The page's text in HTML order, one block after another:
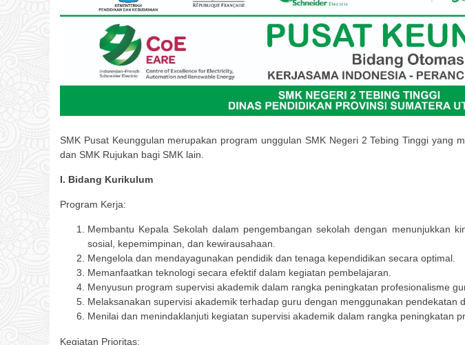
SMK Pusat Keunggulan merupakan program unggulan SMK Negeri 2 Tebing Tinggi yang
dan SMK Rujukan bagi SMK lain.
I. Bidang Kurikulum
Program Kerja:
Membantu Kepala Sekolah dalam pengembangan sekolah dengan menunjukkan
sosial, kepemimpinan, dan kewirausahaan.
Mengelola dan mendayagunakan pendidik dan tenaga kependidikan secara optimal.
Memanfaatkan teknologi secara efektif dalam kegiatan pembelajaran.
Menyusun program supervisi akademik dalam rangka peningkatan profesionalisme
Melaksanakan supervisi akademik terhadap guru dengan menggunakan pendekatan
Menilai dan menindaklanjuti kegiatan supervisi akademik dalam rangka peningkatan
Kegiatan Prioritas: